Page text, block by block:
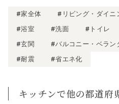
#家全体 #リビング・ダイニ
#浴室
#洗面 #トイレ
#玄関
#バルコニー・ベラン
#耐震
#省エネ化
キッチンで他の都道府